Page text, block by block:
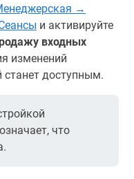
→
и активируйте
входных
изменений
станет доступным.
что